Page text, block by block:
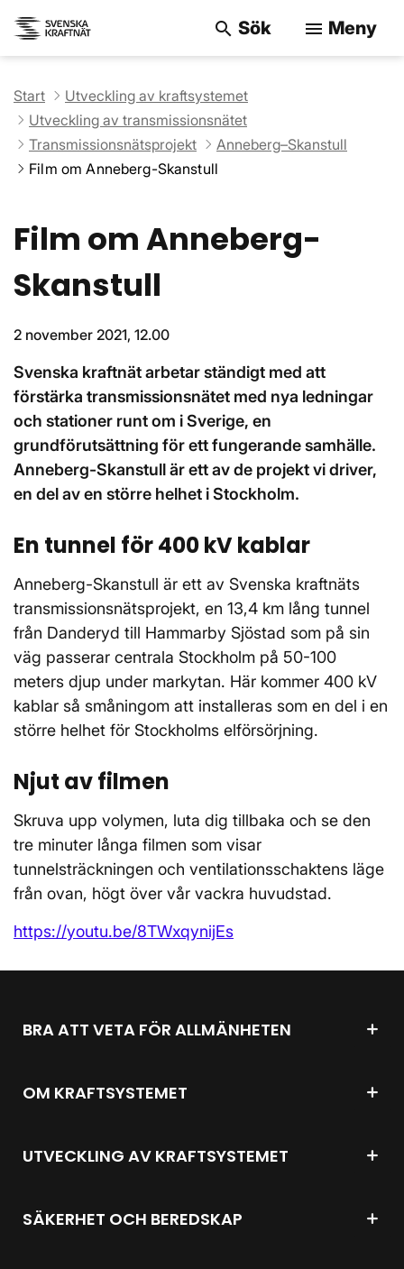
search Sök menu Meny
Start
Utveckling av kraftsystemet
Utveckling av transmissionsnätet
Transmissionsnätsprojekt
Anneberg–Skanstull
Film om Anneberg-Skanstull
Film om Anneberg-
Skanstull
2 november 2021, 12.00
Svenska kraftnät arbetar ständigt med att
förstärka transmissionsnätet med nya ledningar
och stationer runt om i Sverige, en
grundförutsättning för ett fungerande samhälle.
Anneberg-Skanstull är ett av de projekt vi driver,
en del av en större helhet i Stockholm.
En tunnel för 400 kV kablar
Anneberg-Skanstull är ett av Svenska kraftnäts
transmissionsnätsprojekt, en 13,4 km lång tunnel
från Danderyd till Hammarby Sjöstad som på sin
väg passerar centrala Stockholm på 50-100
meters djup under markytan. Här kommer 400 kV
kablar så småningom att installeras som en del i en
större helhet för Stockholms elförsörjning.
Njut av filmen
Skruva upp volymen, luta dig tillbaka och se den
tre minuter långa filmen som visar
tunnelsträckningen och ventilationsschaktens läge
från ovan, högt över vår vackra huvudstad.
https://youtu.be/8TWxqynijEs
BRA ATT VETA FÖR ALLMÄNHETEN
OM KRAFTSYSTEMET
UTVECKLING AV KRAFTSYSTEMET
SÄKERHET OCH BEREDSKAP